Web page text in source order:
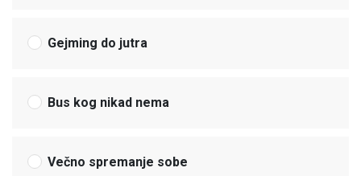
Gejming do jutra
Bus kog nikad nema
Večno spremanje sobe